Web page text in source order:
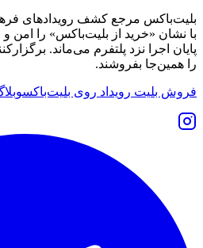
بلیت‌باکس مرجع کشف رویدادهای
با نشان «خرید از بلیت‌باکس» را امن
پایان اجرا نزد پلتفرم می‌ماند.
را همین‌جا بفروشند.
فروش بلیت رویداد روی بلیت‌باکس